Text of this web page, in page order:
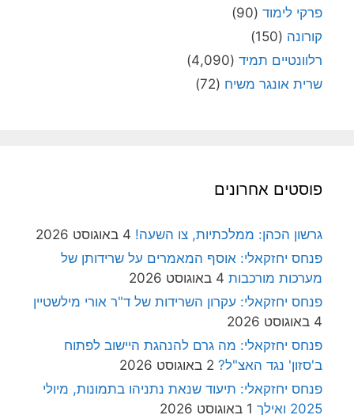
פרקי לימוד (90)
קורונה (150)
רלוונטיים תמיד (4,090)
שרית אונגר משיח (72)
פוסטים אחרונים
גרשון הכהן: ממלכתיות, צו השעה! 4 באוגוסט 2026
פנחס יחזקאלי: אוסף המאמרים על שרידותן של
מערכות מורכבות 4 באוגוסט 2026
פנחס יחזקאלי: עקרון השרידות של ד"ר אורי מילשטיין
4 באוגוסט 2026
פנחס יחזקאלי: מה גרם להנהגת היישוב לפתוח
ב'סזון' נגד האצ"ל? 2 באוגוסט 2026
פנחס יחזקאלי: תיעוד שנאת נתניהו בתמונות, מיולי
2025 ואילך
1 באוגוסט 2026